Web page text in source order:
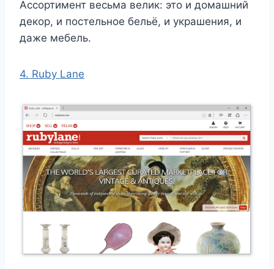
Ассортимент весьма велик: это и домашний
декор, и постельное бельё, и украшения, и
даже мебель.
4. Ruby Lane